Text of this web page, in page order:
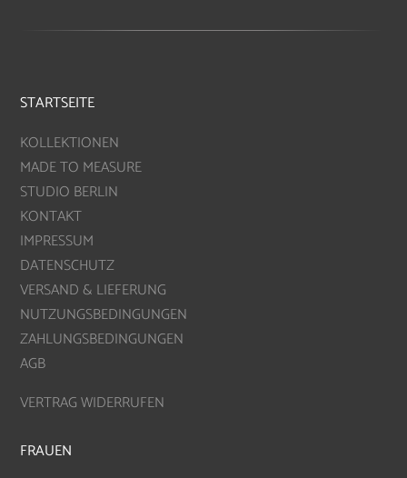
STARTSEITE
KOLLEKTIONEN
MADE TO MEASURE
STUDIO BERLIN
KONTAKT
IMPRESSUM
DATENSCHUTZ
VERSAND & LIEFERUNG
NUTZUNGSBEDINGUNGEN
ZAHLUNGSBEDINGUNGEN
AGB
VERTRAG WIDERRUFEN
FRAUEN